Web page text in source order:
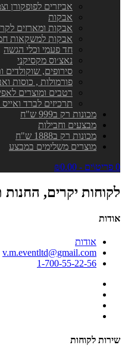
אביזרים לפופקורן
אבקות
אבקות ומארזים
אבקות למשקאות
חד פעמי וכלי הגשה
נאצ׳וס מקסיקני
סירופים, שוקולדים
פורמולות , כוסות
רטבים ומוצרים
תרכיזים לברד
מכונות רק ב999 ש"ח
מבצעים וחבילות
מכונות רק ב1888 ש"ח
מוצרים משלימים במבצע
0 פריט\ים - ₪0.00
לקוחות יקרים,
אודות
אודות
v.m.eventltd@gmail.com
1-700-55-22-56
שירות לקוחות